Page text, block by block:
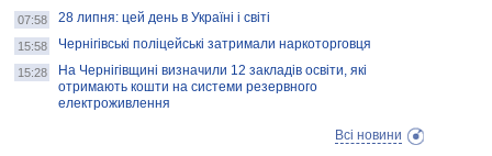
07:58 28 липня: цей день в Україні і світі
15:58 Чернігівські поліцейські затримали наркоторговця
15:28
На Чернігівщині визначили 12 закладів освіти, які
отримають кошти на системи резервного
електроживлення
Всі новини